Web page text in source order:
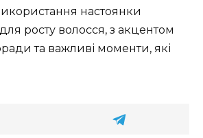
настоянки
росту волосся, з акцентом
та важливі моменти, які